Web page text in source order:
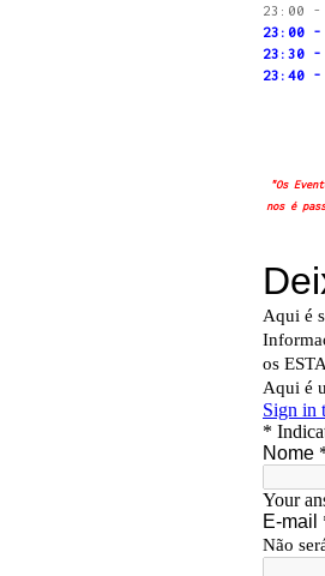
23:00 -
23:00 -
23:30 -
23:40 -
"Os
nos é